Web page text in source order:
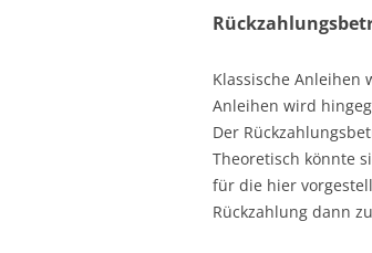
Klassische Anleihen
Anleihen wird
Der
Theoretisch könnte
für die hier
Rückzahlung dann